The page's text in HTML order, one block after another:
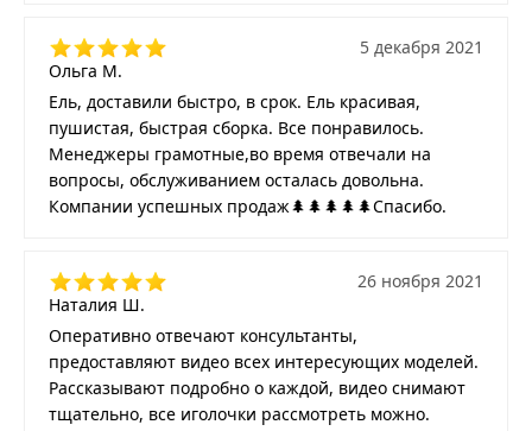
Ольга М.
5 декабря 2021
Ель, доставили быстро, в срок. Ель красивая,
пушистая, быстрая сборка. Все понравилось.
Менеджеры грамотные,во время отвечали на
вопросы, обслуживанием осталась довольна.
Компании успешных продаж🌲🌲🌲🌲🌲Спасибо.
Наталия Ш.
26 ноября 2021
Оперативно отвечают консультанты,
предоставляют видео всех интересующих моделей.
Рассказывают подробно о каждой, видео снимают
тщательно, все иголочки рассмотреть можно.